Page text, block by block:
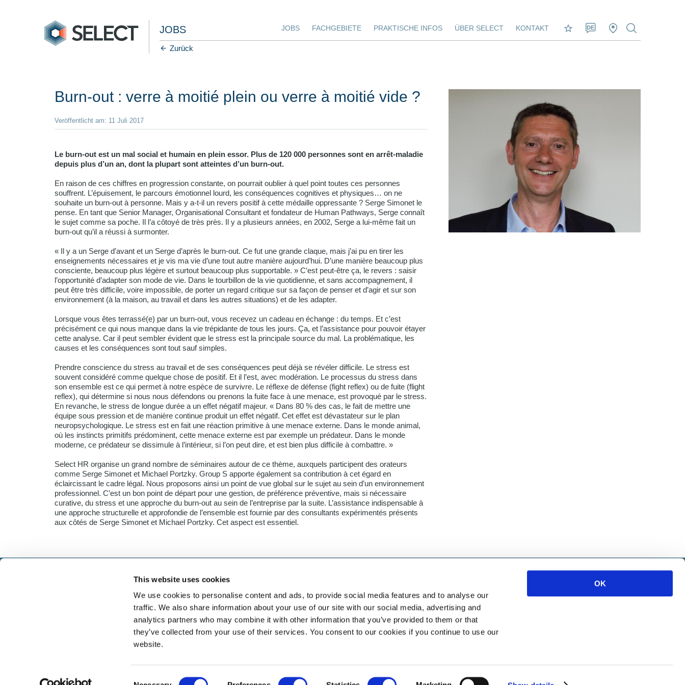
This website uses cookies
We use cookies to personalise content and ads, to provide social media features and to analyse our
traffic. We also share information about your use of our site with our social media, advertising and
analytics partners who may combine it with other information that you’ve provided to them or that
they’ve collected from your use of their services. You consent to our cookies if you continue to use our
website.
OK
JOBS JOBS FACHGEBIETE PRAKTISCHE INFOS ÜBER SELECT KONTAKT DE
Zurück
Burn-out : verre à moitié plein ou verre à moitié vide ?
Veröffentlicht am: 11 Juli 2017
Le burn-out est un mal social et humain en plein essor. Plus de 120 000 personnes sont en arrêt-maladie
depuis plus d’un an, dont la plupart sont atteintes d’un burn-out.
En raison de ces chiffres en progression constante, on pourrait oublier à quel point toutes ces personnes
souffrent. L’épuisement, le parcours émotionnel lourd, les conséquences cognitives et physiques… on ne
souhaite un burn-out à personne. Mais y a-t-il un revers positif à cette médaille oppressante ? Serge Simonet le
pense. En tant que Senior Manager, Organisational Consultant et fondateur de Human Pathways, Serge connaît
le sujet comme sa poche. Il l’a côtoyé de très près. Il y a plusieurs années, en 2002, Serge a lui-même fait un
burn-out qu’il a réussi à surmonter.
« Il y a un Serge d’avant et un Serge d’après le burn-out. Ce fut une grande claque, mais j’ai pu en tirer les
enseignements nécessaires et je vis ma vie d’une tout autre manière aujourd’hui. D’une manière beaucoup plus
consciente, beaucoup plus légère et surtout beaucoup plus supportable. » C’est peut-être ça, le revers : saisir
l’opportunité d’adapter son mode de vie. Dans le tourbillon de la vie quotidienne, et sans accompagnement, il
peut être très difficile, voire impossible, de porter un regard critique sur sa façon de penser et d’agir et sur son
environnement (à la maison, au travail et dans les autres situations) et de les adapter.
Lorsque vous êtes terrassé(e) par un burn-out, vous recevez un cadeau en échange : du temps. Et c’est
précisément ce qui nous manque dans la vie trépidante de tous les jours. Ça, et l’assistance pour pouvoir étayer
cette analyse. Car il peut sembler évident que le stress est la principale source du mal. La problématique, les
causes et les conséquences sont tout sauf simples.
Prendre conscience du stress au travail et de ses conséquences peut déjà se révéler difficile. Le stress est
souvent considéré comme quelque chose de positif. Et il l’est, avec modération. Le processus du stress dans
son ensemble est ce qui permet à notre espèce de survivre. Le réflexe de défense (fight reflex) ou de fuite (flight
reflex), qui détermine si nous nous défendons ou prenons la fuite face à une menace, est provoqué par le stress.
En revanche, le stress de longue durée a un effet négatif majeur. « Dans 80 % des cas, le fait de mettre une
équipe sous pression et de manière continue produit un effet négatif. Cet effet est dévastateur sur le plan
neuropsychologique. Le stress est en fait une réaction primitive à une menace externe. Dans le monde animal,
où les instincts primitifs prédominent, cette menace externe est par exemple un prédateur. Dans le monde
moderne, ce prédateur se dissimule à l’intérieur, si l’on peut dire, et est bien plus difficile à combattre. »
Select HR organise un grand nombre de séminaires autour de ce thème, auxquels participent des orateurs
comme Serge Simonet et Michael Portzky. Group S apporte également sa contribution à cet égard en
éclaircissant le cadre légal. Nous proposons ainsi un point de vue global sur le sujet au sein d’un environnement
professionnel. C’est un bon point de départ pour une gestion, de préférence préventive, mais si nécessaire
curative, du stress et une approche du burn-out au sein de l’entreprise par la suite. L’assistance indispensable à
une approche structurelle et approfondie de l’ensemble est fournie par des consultants expérimentés présents
aux côtés de Serge Simonet et Michael Portzky. Cet aspect est essentiel.
Select führt Talente und Arbeitgeber zusammen. Neben dem
Aktuelle Jobs und
Stellenangebote
Job-Benachrichtigung
Finanzen
Sales & Office
Human Resources
IT
Vertrieb & Marketing